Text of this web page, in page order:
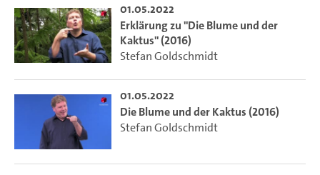
01.05.2022
Erklärung zu "Die Blume und der
Kaktus" (2016)
Stefan Goldschmidt
01.05.2022
Die Blume und der Kaktus (2016)
Stefan Goldschmidt